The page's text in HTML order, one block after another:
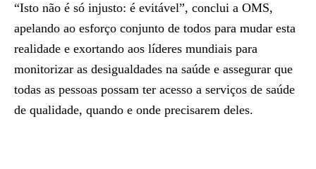
“Isto não é só injusto: é evitável”, conclui a OMS,
apelando ao esforço conjunto de todos para mudar esta
realidade e exortando aos líderes mundiais para
monitorizar as desigualdades na saúde e assegurar que
todas as pessoas possam ter acesso a serviços de saúde
de qualidade, quando e onde precisarem deles.